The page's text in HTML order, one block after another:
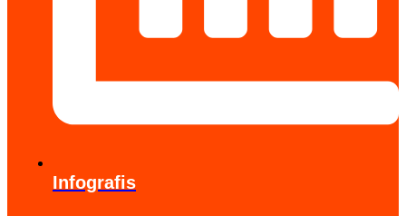
Infografis